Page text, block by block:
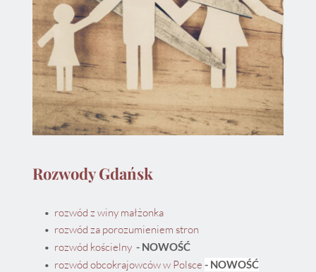
Rozwody Gdańsk
rozwód z winy małżonka
rozwód za porozumieniem stron
rozwód kościelny - NOWOŚĆ
rozwód obcokrajowców w Polsce - NOWOŚĆ